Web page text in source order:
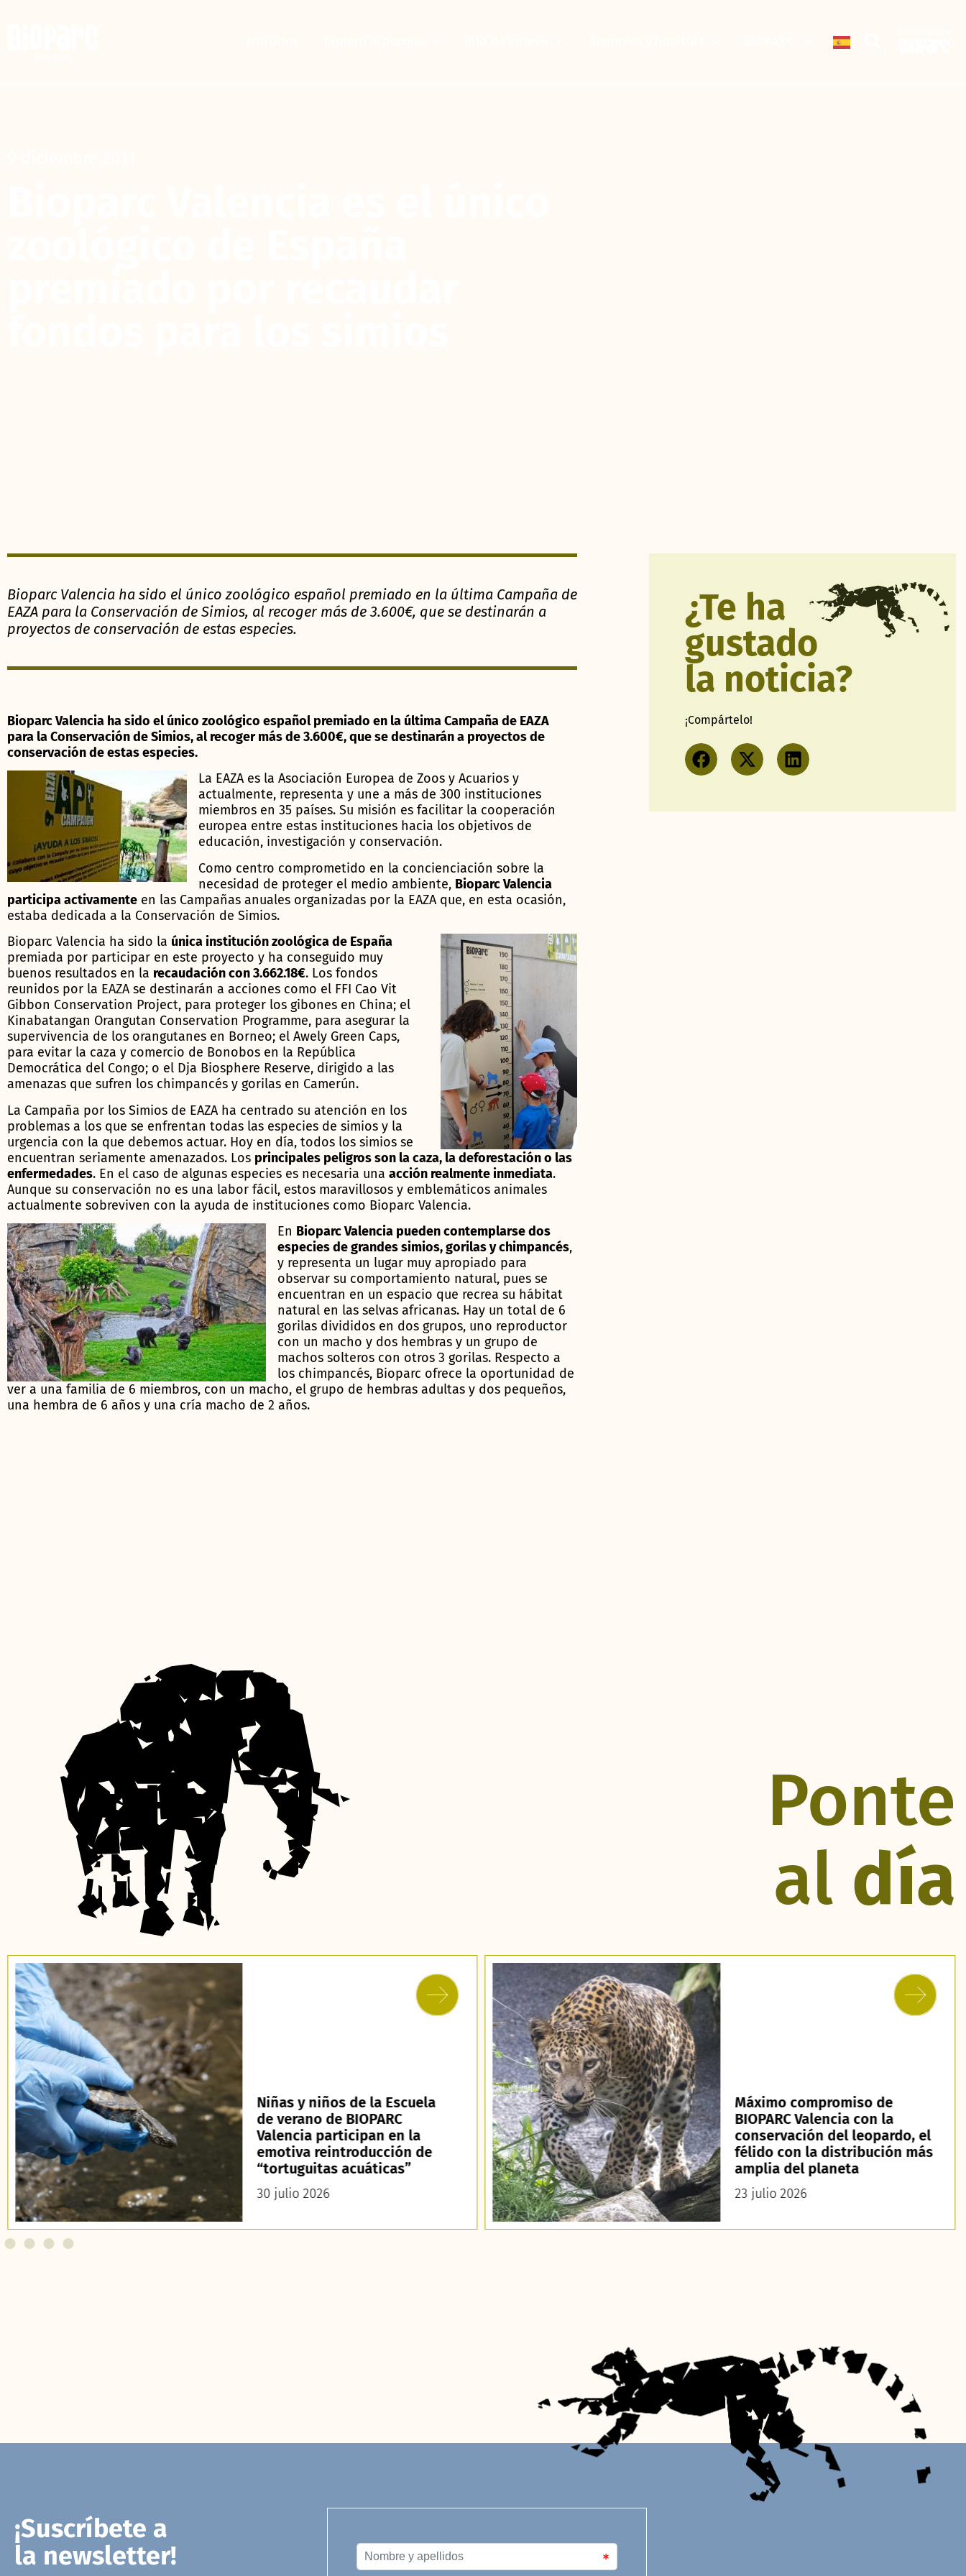
Bioparc Valencia ha sido el único zoológico español premiado en la última Campaña de
EAZA para la Conservación de Simios, al recoger más de 3.600€, que se destinarán a
proyectos de conservación de estas especies.
Bioparc Valencia ha sido el único zoológico español premiado en la última Campaña de EAZA
para la Conservación de Simios, al recoger más de 3.600€, que se destinarán a proyectos de
conservación de estas especies.
La EAZA es la Asociación Europea de Zoos y Acuarios y
actualmente, representa y une a más de 300 instituciones
miembros en 35 países. Su misión es facilitar la cooperación
europea entre estas instituciones hacia los objetivos de
educación, investigación y conservación.
Como centro comprometido en la concienciación sobre la
necesidad de proteger el medio ambiente, Bioparc Valencia
participa activamente en las Campañas anuales organizadas por la EAZA que, en esta ocasión,
estaba dedicada a la Conservación de Simios.
Bioparc Valencia ha sido la única institución zoológica de España
premiada por participar en este proyecto y ha conseguido muy
buenos resultados en la recaudación con 3.662.18€. Los fondos
reunidos por la EAZA se destinarán a acciones como el FFI Cao Vit
Gibbon Conservation Project, para proteger los gibones en China; el
Kinabatangan Orangutan Conservation Programme, para asegurar la
supervivencia de los orangutanes en Borneo; el Awely Green Caps,
para evitar la caza y comercio de Bonobos en la República
Democrática del Congo; o el Dja Biosphere Reserve, dirigido a las
amenazas que sufren los chimpancés y gorilas en Camerún.
La Campaña por los Simios de EAZA ha centrado su atención en los
problemas a los que se enfrentan todas las especies de simios y la
urgencia con la que debemos actuar. Hoy en día, todos los simios se
encuentran seriamente amenazados. Los principales peligros son la caza, la deforestación o las
enfermedades. En el caso de algunas especies es necesaria una acción realmente inmediata.
Aunque su conservación no es una labor fácil, estos maravillosos y emblemáticos animales
actualmente sobreviven con la ayuda de instituciones como Bioparc Valencia.
En Bioparc Valencia pueden contemplarse dos
especies de grandes simios, gorilas y chimpancés,
y representa un lugar muy apropiado para
observar su comportamiento natural, pues se
encuentran en un espacio que recrea su hábitat
natural en las selvas africanas. Hay un total de 6
gorilas divididos en dos grupos, uno reproductor
con un macho y dos hembras y un grupo de
machos solteros con otros 3 gorilas. Respecto a
los chimpancés, Bioparc ofrece la oportunidad de
ver a una familia de 6 miembros, con un macho, el grupo de hembras adultas y dos pequeños,
una hembra de 6 años y una cría macho de 2 años.
¿Te ha
gustado
la noticia?
¡Compártelo!
Ponte
al día
Niñas y niños de la Escuela
de verano de BIOPARC
Valencia participan en la
emotiva reintroducción de
“tortuguitas acuáticas”
30 julio 2026
Máximo compromiso de
BIOPARC Valencia con la
conservación del leopardo, el
félido con la distribución más
amplia del planeta
23 julio 2026
¡Suscríbete a
la newsletter!